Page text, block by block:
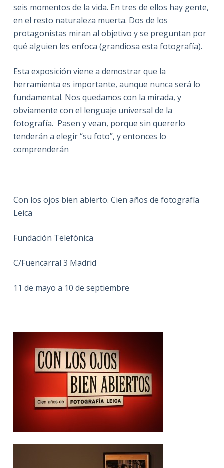
seis momentos de la vida. En tres de ellos hay gente,
en el resto naturaleza muerta. Dos de los
protagonistas miran al objetivo y se preguntan por
qué alguien les enfoca (grandiosa esta fotografía).
Esta exposición viene a demostrar que la
herramienta es importante, aunque nunca será lo
fundamental. Nos quedamos con la mirada, y
obviamente con el lenguaje universal de la
fotografía. Pasen y vean, porque sin quererlo
tenderán a elegir “su foto”, y entonces lo
comprenderán
Con los ojos bien abierto. Cien años de fotografía
Leica
Fundación Telefónica
C/Fuencarral 3 Madrid
11 de mayo a 10 de septiembre